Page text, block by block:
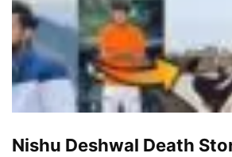
Nishu Deshwal Death